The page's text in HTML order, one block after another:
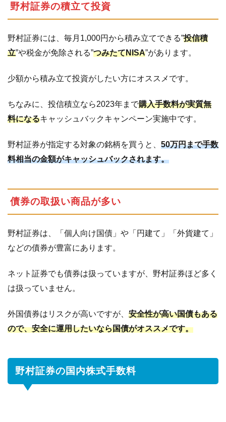
野村証券の積立て投資
野村証券には、毎月1,000円から積み立てできる”投信積
立”や税金が免除される”つみたてNISA”があります。
少額から積み立て投資がしたい方にオススメです。
ちなみに、投信積立なら2023年まで購入手数料が実質無
料になるキャッシュバックキャンペーン実施中です。
野村証券が指定する対象の銘柄を買うと、 50万円まで手数
料相当の金額がキャッシュバックされます。
債券の取扱い商品が多い
野村証券は、「個人向け国債」や「円建て」「外貨建て」
などの債券が豊富にあります。
ネット証券でも債券は扱っていますが、野村証券ほど多く
は扱っていません。
外国債券はリスクが高いですが、 安全性が高い国債もある
ので、安全に運用したいなら国債がオススメです。
野村証券の国内株式手数料